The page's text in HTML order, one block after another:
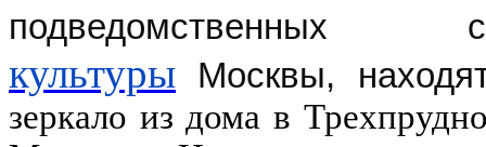
культуры Москвы,
зеркало из дома в